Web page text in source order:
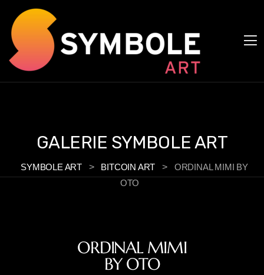
GALERIE SYMBOLE ART
SYMBOLE ART > BITCOIN ART >
ORDINAL MIMI BY
OTO
ORDINAL MIMI
BY OTO
Panneau de gestion des cookies